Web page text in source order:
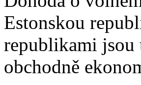
Estonskou
republikami jsou
obchodně